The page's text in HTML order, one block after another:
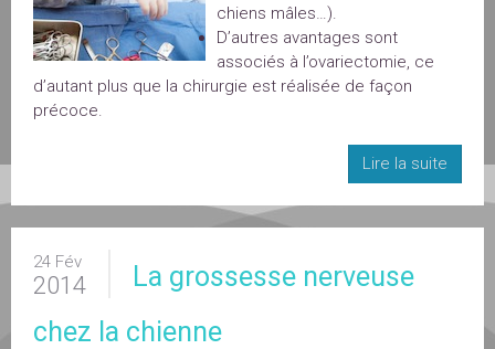
chiens mâles…).
D’autres avantages sont
associés à l’ovariectomie, ce
d’autant plus que la chirurgie est réalisée de façon
précoce.
Lire la suite
24 Fév
2014
La grossesse nerveuse
chez la chienne